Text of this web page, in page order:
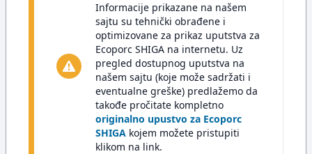
Informacije prikazane na našem
sajtu su tehnički obrađene i
optimizovane za prikaz uputstva za
Ecoporc SHIGA na internetu. Uz
pregled dostupnog uputstva na
našem sajtu (koje može sadržati i
eventualne greške) predlažemo da
takođe pročitate kompletno
originalno upustvo za Ecoporc
SHIGA kojem možete pristupiti
klikom na link.